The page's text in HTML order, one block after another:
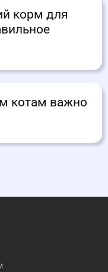
корм для
котам важно